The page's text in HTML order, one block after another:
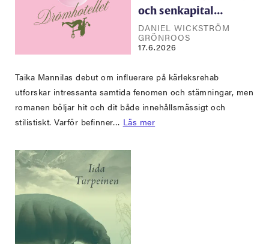
och senkapital…
DANIEL WICKSTRÖM
GRÖNROOS
17.6.2026
Taika Mannilas debut om influerare på kärleksrehab
utforskar intressanta samtida fenomen och stämningar, men
romanen böljar hit och dit både innehållsmässigt och
stilistiskt. Varför befinner… Läs mer